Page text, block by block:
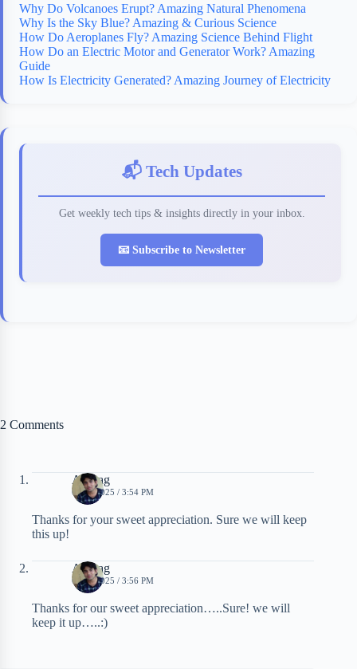
Why Do Volcanoes Erupt? Amazing Natural Phenomena
Why Is the Sky Blue? Amazing & Curious Science
How Do Aeroplanes Fly? Amazing Science Behind Flight
How Do an Electric Motor and Generator Work? Amazing
Guide
How Is Electricity Generated? Amazing Journey of Electricity
📬 Tech Updates
Get weekly tech tips & insights directly in your inbox.
📧 Subscribe to Newsletter
2 Comments
Anurag
01/11/2025 / 3:54 PM
Thanks for your sweet appreciation. Sure we will keep
this up!
Anurag
01/11/2025 / 3:56 PM
Thanks for our sweet appreciation…..Sure! we will
keep it up…..:)